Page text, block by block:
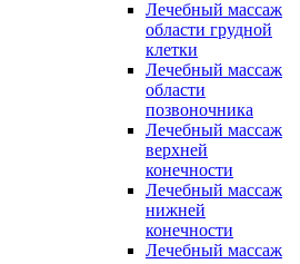
Лечебный массаж
области грудной
клетки
Лечебный массаж
области
позвоночника
Лечебный массаж
верхней
конечности
Лечебный массаж
нижней
конечности
Лечебный массаж